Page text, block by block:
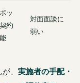
ッ
約
対面面談に
弱い
、 実施者の手配・